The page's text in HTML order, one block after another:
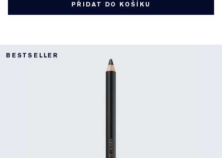
PŘIDAT DO KOŠÍKU
BESTSELLER